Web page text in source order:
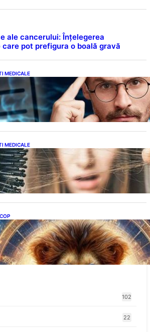
ale cancerului: Înțelegerea
pot prefigura o boală gravă
MEDICALE
dincolo de note: Semnele unui IQ
care nu țin de școală
MEDICALE
unei deficiențe de proteine:
asupra sănătății tale
Leului 8/8: Oportunități de
pentru Cinci Zodii în 2026
102
22